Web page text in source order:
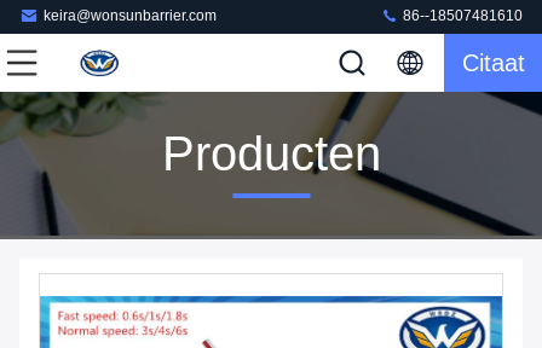
keira@wonsunbarrier.com 86--18507481610
Citaat
Producten